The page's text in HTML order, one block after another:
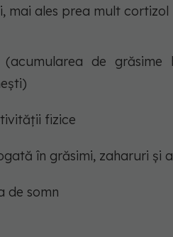
mai ales prea mult cortizol
de
fizice
în grăsimi, zaharuri și
de somn